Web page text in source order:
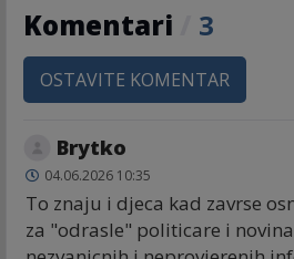
Komentari 3
OSTAVITE KOMENTAR
Brytko
04.06.2026 10:35
To znaju i djeca kad zavrse
za "odrasle" politicare i